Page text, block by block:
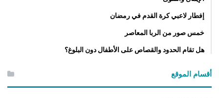
إفطار لاعبي كرة القدم في رمضان
خمس صور من الربا المعاصر
هل تقام الحدود والقصاص على الأطفال دون البلوغ؟
أقسام الموقع